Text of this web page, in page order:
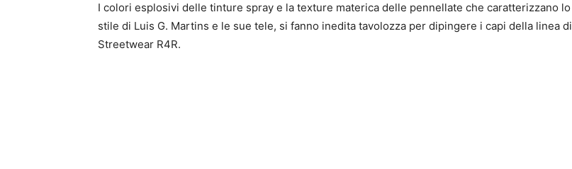
I colori esplosivi delle tinture spray e la texture materica delle pennellate che caratterizzano lo
stile di Luis G. Martins e le sue tele, si fanno inedita tavolozza per dipingere i capi della linea di
Streetwear R4R.